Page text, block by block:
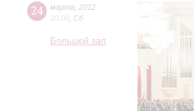
24 марта
2012
20:00 Сб
Большой зал